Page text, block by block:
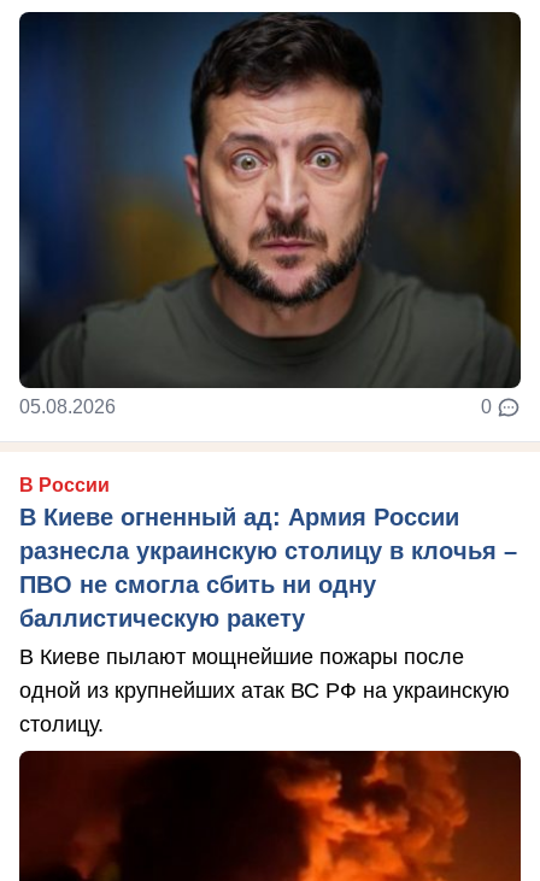
05.08.2026 0
В России
В Киеве огненный ад: Армия России
разнесла украинскую столицу в клочья –
ПВО не смогла сбить ни одну
баллистическую ракету
В Киеве пылают мощнейшие пожары после
одной из крупнейших атак ВС РФ на украинскую
столицу.